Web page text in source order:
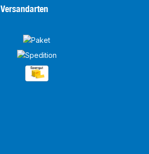
Versandarten